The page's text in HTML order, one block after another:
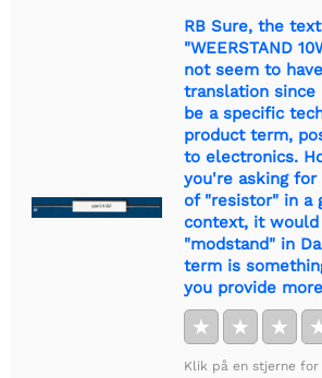
RB Sure, the text
"WEERSTAND
not seem to
translation since
be a specific
product term,
to electronics.
you're asking
of "resistor" in a
context, it would
"modstand" in
term is
you provide
★ ★ ★
Klik på en stjerne